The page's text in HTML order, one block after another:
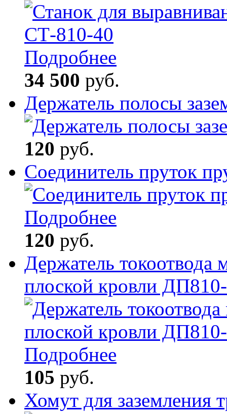
Подробнее
34 500 руб.
Держатель полосы
120 руб.
Соединитель пруток
Подробнее
120 руб.
Держатель токоотвода
плоской кровли
Подробнее
105 руб.
Хомут для заземления